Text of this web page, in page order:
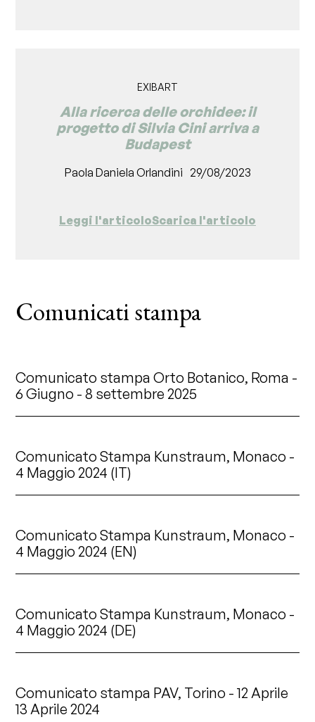
EXIBART
Alla ricerca delle orchidee: il
progetto di Silvia Cini arriva a
Budapest
Paola Daniela Orlandini 29/08/2023
Leggi l'articoloScarica l'articolo
Comunicati stampa
Comunicato stampa Orto Botanico, Roma -
6 Giugno - 8 settembre 2025
Comunicato Stampa Kunstraum, Monaco -
4 Maggio 2024 (IT)
Comunicato Stampa Kunstraum, Monaco -
4 Maggio 2024 (EN)
Comunicato Stampa Kunstraum, Monaco -
4 Maggio 2024 (DE)
Comunicato stampa PAV, Torino - 12 Aprile
13 Aprile 2024